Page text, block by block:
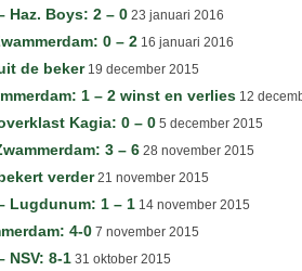
Haz. Boys: 2 – 0 23 januari 2016
0 – 2 16 januari 2016
de beker19 december 2015
1 – 2 winst en verlies 12
Kagia: 0 – 0 5 december 2015
3 – 6 28 november 2015
verder21 november 2015
Lugdunum: 1 – 1 14 november 2015
4-0 7 november 2015
NSV: 8-1 31 oktober 2015